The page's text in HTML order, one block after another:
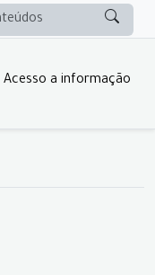
Acesso a informação